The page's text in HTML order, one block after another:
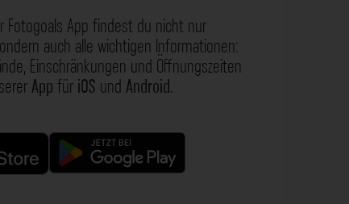
Fotogoals App findest du nicht nur
auch alle wichtigen Informationen:
Einschränkungen und Öffnungszeiten
AppfüriOS undAndroid.